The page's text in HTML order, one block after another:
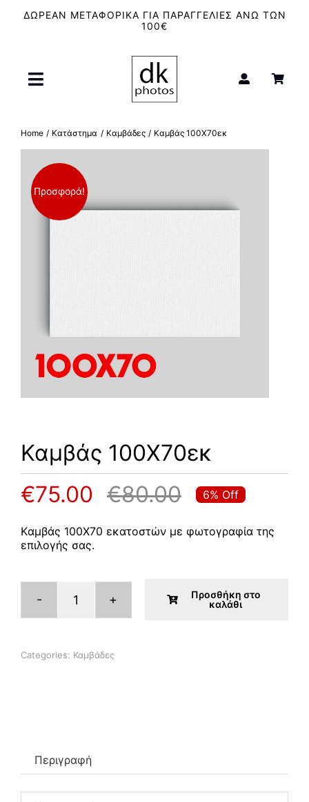
ΔΩΡΕΑΝ ΜΕΤΑΦΟΡΙΚΑ ΓΙΑ ΠΑΡΑΓΓΕΛΙΕΣ ΑΝΩ ΤΩΝ
100€
Toggle
Αρχική
Μπλουζάκια – T-Shirt
Καμβάδες
DKPhotos.gr
Home Κατάστημα Καμβάδες Καμβάς 100Χ70εκ
Προσφορά!
Καμβάς 100Χ70εκ
€80.00Original
price
€80.00.
€75.00
Η
τρέχουσα
είναι:
€75.00.
6% Off
Kαμβάς 100Χ70 εκατοστών με φωτογραφία της
επιλογής σας.
Καμβάς
100Χ70εκ
Προσθήκη στο
καλάθι
Categories: Καμβάδες
Περιγραφή